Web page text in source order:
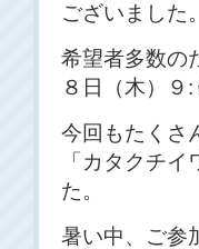
ございました。
希望者多数の
８日（木）９
今回もたくさ
「カタクチ
た。
暑い中、ご参